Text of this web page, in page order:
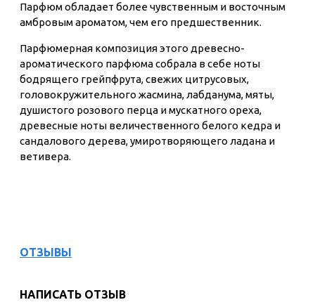
Парфюм обладает более чувственным и восточным
амбровым ароматом, чем его предшественник.
Парфюмерная композиция этого древесно-
ароматического парфюма собрала в себе ноты
бодрящего грейпфрута, свежих цитрусовых,
головокружительного жасмина, лабданума, мяты,
душистого розового перца и мускатного ореха,
древесные ноты величественного белого кедра и
сандалового дерева, умиротворяющего ладана и
ветивера.
ОТЗЫВЫ
НАПИСАТЬ ОТЗЫВ